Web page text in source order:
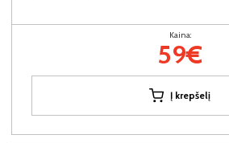
Kaina:
59€
Į krepšelį